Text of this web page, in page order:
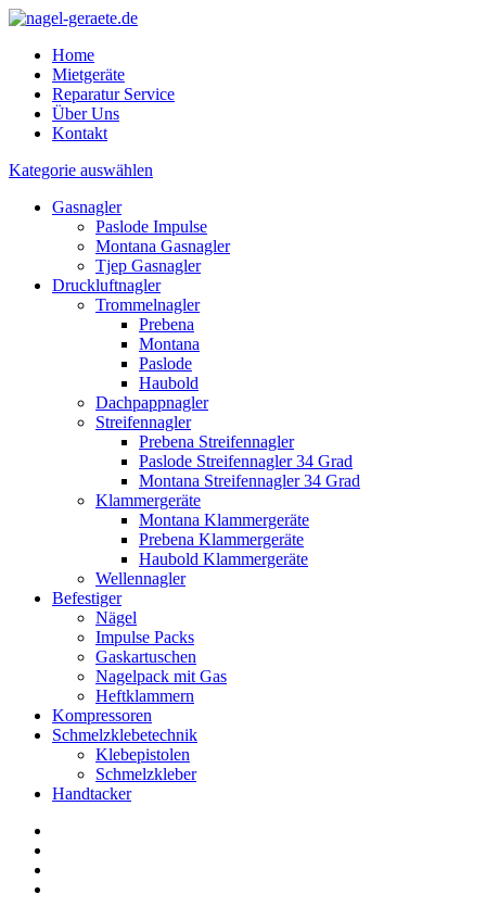
Home
Mietgeräte
Reparatur Service
Über Uns
Kontakt
Kategorie auswählen
Gasnagler
Paslode Impulse
Montana Gasnagler
Tjep Gasnagler
Druckluftnagler
Trommelnagler
Prebena
Montana
Paslode
Haubold
Dachpappnagler
Streifennagler
Prebena Streifennagler
Paslode Streifennagler 34 Grad
Montana Streifennagler 34 Grad
Klammergeräte
Montana Klammergeräte
Prebena Klammergeräte
Haubold Klammergeräte
Wellennagler
Befestiger
Nägel
Impulse Packs
Gaskartuschen
Nagelpack mit Gas
Heftklammern
Kompressoren
Schmelzklebetechnik
Klebepistolen
Schmelzkleber
Handtacker